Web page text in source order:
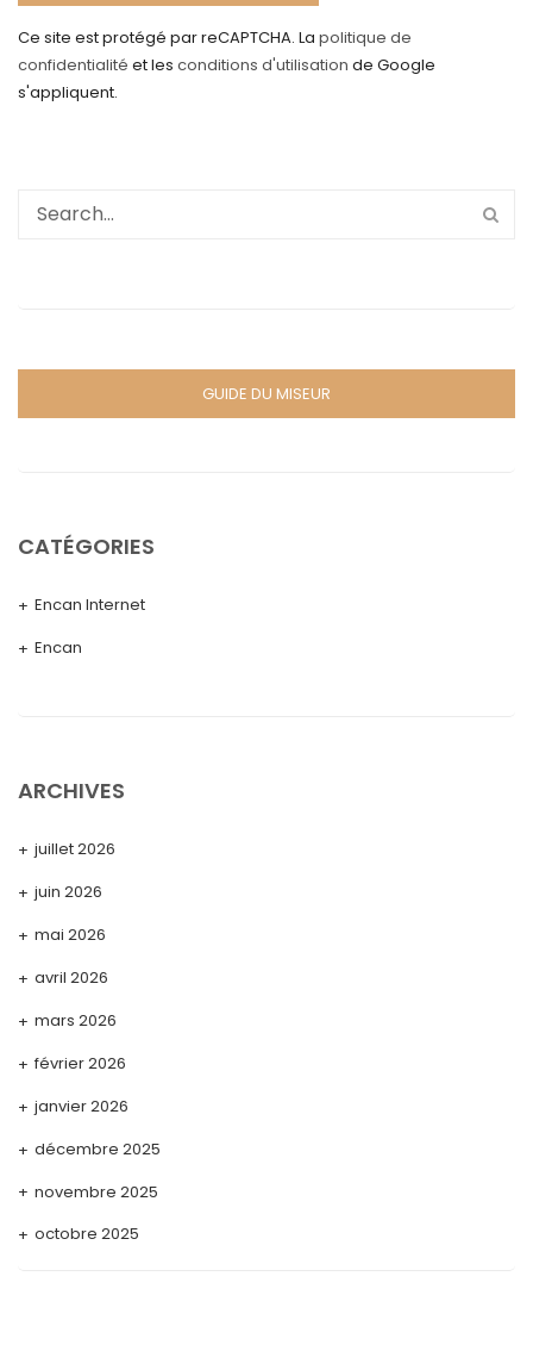
Ce site est protégé par reCAPTCHA. La politique de
confidentialité et les conditions d'utilisation de Google
s'appliquent.
GUIDE DU MISEUR
CATÉGORIES
Encan Internet
Encan
ARCHIVES
juillet 2026
juin 2026
mai 2026
avril 2026
mars 2026
février 2026
janvier 2026
décembre 2025
novembre 2025
octobre 2025